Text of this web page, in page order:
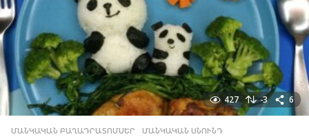
427 -3 6
ՄԱՆԿԱԿԱՆ ԲԱՂԱԴՐԱՏՈՄՍԵՐ ,ՄԱՆԿԱԿԱՆ ՍՆՈՒՆԴ